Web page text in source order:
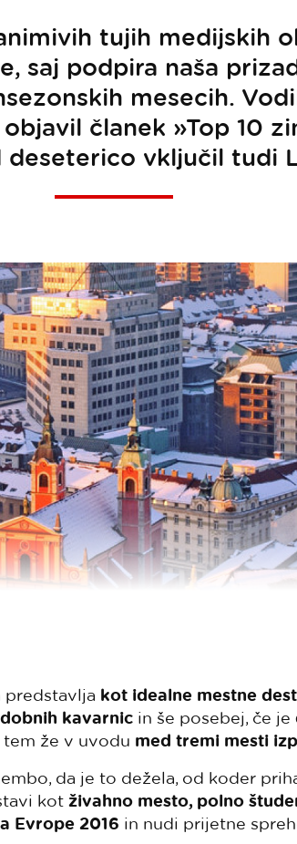
tujih medijskih
saj podpira naša
mesecih.
članek »Top 10
deseterico vključil tudi
predstavlja kot idealne mestne
kavarnic in še posebej, če je
tem že v uvodu med tremi mesti
da je to dežela, od koder
kot živahno mesto, polno
Evrope 2016 in nudi prijetne